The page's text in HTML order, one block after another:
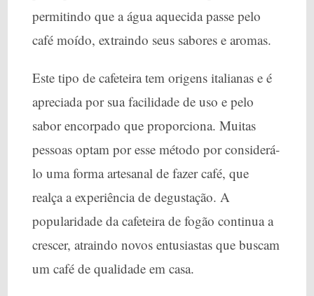
permitindo que a água aquecida passe pelo
café moído, extraindo seus sabores e aromas.
Este tipo de cafeteira tem origens italianas e é
apreciada por sua facilidade de uso e pelo
sabor encorpado que proporciona. Muitas
pessoas optam por esse método por considerá-
lo uma forma artesanal de fazer café, que
realça a experiência de degustação. A
popularidade da cafeteira de fogão continua a
crescer, atraindo novos entusiastas que buscam
um café de qualidade em casa.